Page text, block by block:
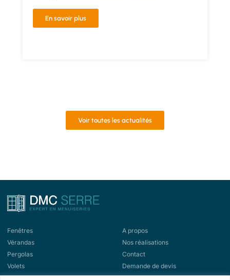
En savoir plus
Voir toutes les actualités
Fenêtres
Vérandas
Pergolas
Volets
Portes d'entrée
A propos
Nos réalisations
Contact
Demande de devis
Demande de rappel